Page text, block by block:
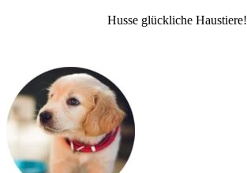
Husse glückliche Haustiere!